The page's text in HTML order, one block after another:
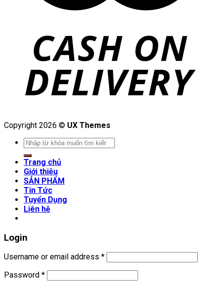
Copyright 2026 © UX Themes
Search
for:
Trang chủ
Giới thiệu
SẢN PHẨM
Tin Tức
Tuyển Dụng
Liên hệ
Login
Username or email address *
Password *